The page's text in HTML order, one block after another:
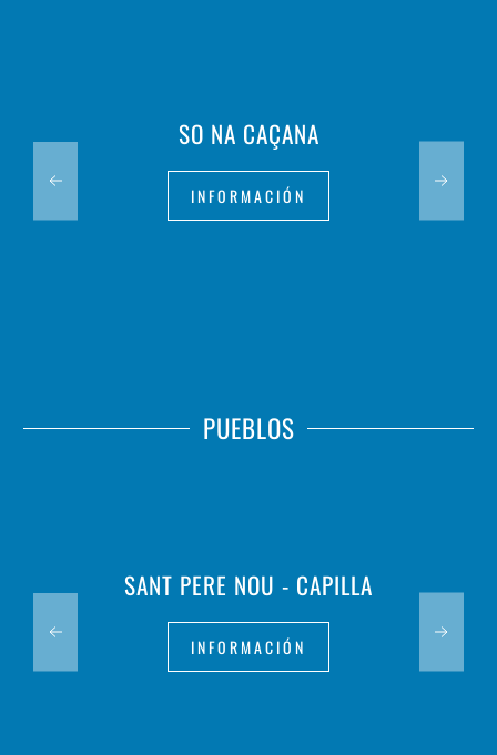
SO NA CAÇANA
INFORMACIÓN
PUEBLOS
SANT PERE NOU - CAPILLA
INFORMACIÓN